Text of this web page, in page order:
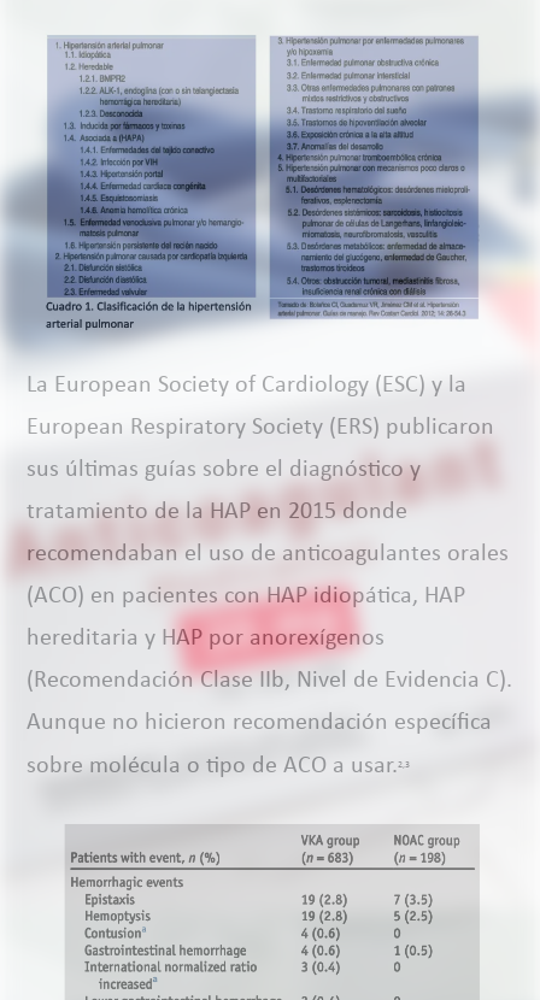
La European Society of Cardiology (ESC) y la
European Respiratory Society (ERS) publicaron
sus últimas guías sobre el diagnóstico y
tratamiento de la HAP en 2015 donde
recomendaban el uso de anticoagulantes orales
(ACO) en pacientes con HAP idiopática, HAP
hereditaria y HAP por anorexígenos
(Recomendación Clase IIb, Nivel de Evidencia C).
Aunque no hicieron recomendación específica
sobre molécula o tipo de ACO a usar.2,3